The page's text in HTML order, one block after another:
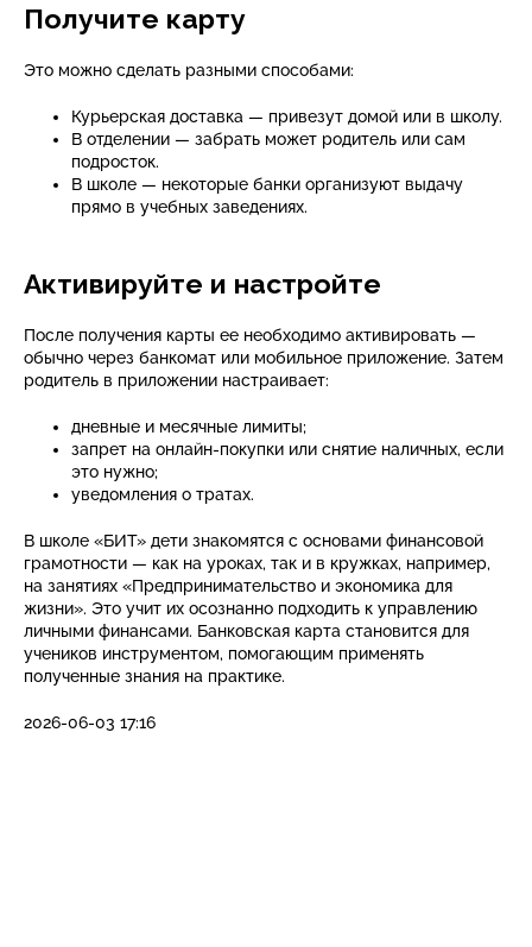
Получите карту
Это можно сделать разными способами:
Курьерская доставка — привезут домой или в школу.
В отделении — забрать может родитель или сам
подросток.
В школе — некоторые банки организуют выдачу
прямо в учебных заведениях.
Активируйте и настройте
После получения карты ее необходимо активировать —
обычно через банкомат или мобильное приложение. Затем
родитель в приложении настраивает:
дневные и месячные лимиты;
запрет на онлайн-покупки или снятие наличных, если
это нужно;
уведомления о тратах.
В школе «БИТ» дети знакомятся с основами финансовой
грамотности — как на уроках, так и в кружках, например,
на занятиях «Предпринимательство и экономика для
жизни». Это учит их осознанно подходить к управлению
личными финансами. Банковская карта становится для
учеников инструментом, помогающим применять
полученные знания на практике.
2026-06-03 17:16